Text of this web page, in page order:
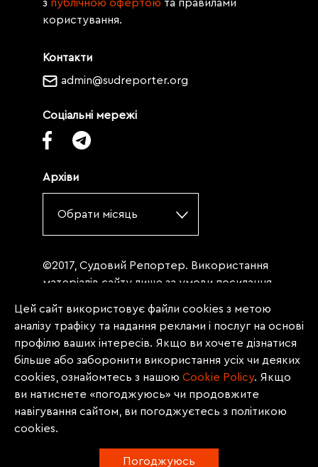
Контакти
admin@sudreporter.org
Соціальні мережі
Архіви
Обрати місяць
з публічною офертою та правилами
користування.
©2017, Судовий Репортер. Використання
матеріалів сайту лише за умови посилання
«Судовий репортер» не нижче третього
абзацу. Матеріали, щодо яких міститься
заборона на повну републікацію
(передрук, копіювання, відтворення або
інше використання), заборонено
передруковувати без згоди редакції.
Матеріали з позначкою PROMOTED, ЗА
Цей сайт використовує файли cookies з метою
аналізу трафіку та надання реклами і послуг на основі
профілю ваших інтересів. Якщо ви хочете дізнатися
більше або заборонити використання усіх чи деяких
cookies, ознайомтесь з нашою Сookie Policy. Якщо
ви натиснете «погоджуюсь» чи продовжите
навігування сайтом, ви погоджуєтесь з політикою
cookies.
Погоджуюсь